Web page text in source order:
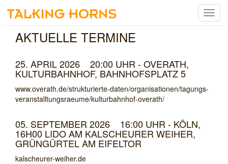
Menu
AKTUELLE TERMINE
25. APRIL 2026 20:00 UHR - OVERATH,
KULTURBAHNHOF, BAHNHOFSPLATZ 5
www.overath.de/strukturierte-daten/organisationen/tagungs-
veranstalltungsraeume/kulturbahnhof-overath/
05. SEPTEMBER 2026 16:00 UHR - KÖLN,
16H00 LIDO AM KALSCHEURER WEIHER,
GRÜNGÜRTEL AM EIFELTOR
kalscheurer-weiher.de